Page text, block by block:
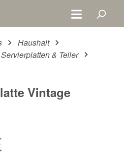
Haushalt
Servierplatten & Teller
Vintage